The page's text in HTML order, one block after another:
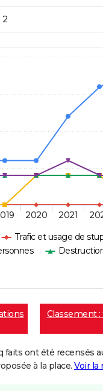
2
Trafic et usage de
2020 2021
Classement
ont été recensés
à la place. Voir la